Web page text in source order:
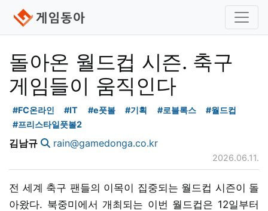
돌아온 월드컵 시즌. 축구
게임들이 움직인다
#FC온라인 #IT #e풋볼 #기획 #로블록스
#월드컵
#프리스타일풋볼2
김남규 rain@gamedonga.co.kr
2026.06.11.
전 세계 축구 팬들의 이목이 집중되는 월드컵 시즌이 돌
아왔다. 북중미에서 개최되는 이번 월드컵은 12일부터